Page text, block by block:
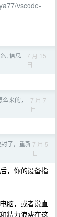
vscode-
, 信息
7 月 15
日
来的，
7 月 7
日
了，重新 7 月 5
日
，你的设备指
脑，或者说直
精力浪费在这